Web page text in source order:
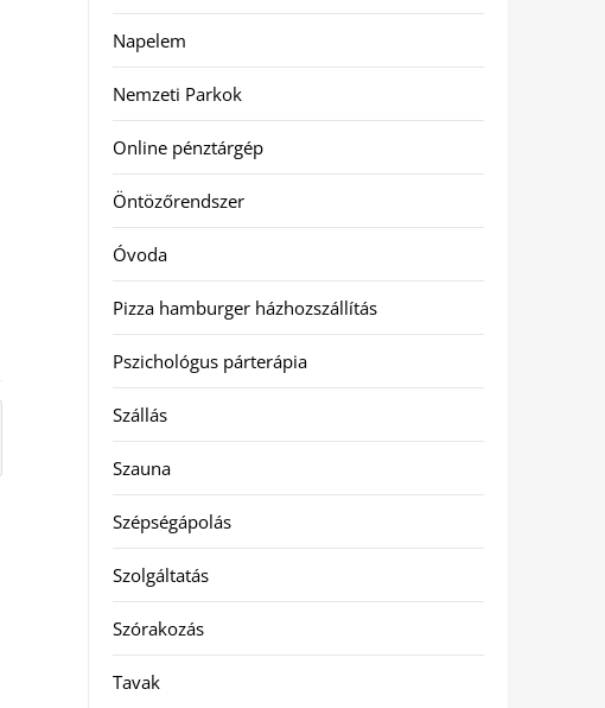
Napelem
Nemzeti Parkok
Online pénztárgép
Öntözőrendszer
Óvoda
Pizza hamburger házhozszállítás
Pszichológus párterápia
Szállás
Szauna
Szépségápolás
Szolgáltatás
Szórakozás
Tavak